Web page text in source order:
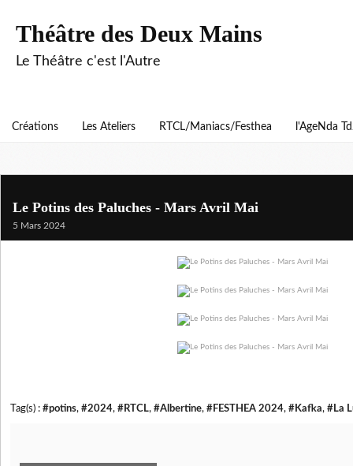
Théâtre des Deux Mains
Le Théâtre c'est l'Autre
Créations Les Ateliers RTCL/Maniacs/Festhea l'AgeNda
Le Potins des Paluches - Mars Avril Mai
5 Mars 2024
Tag(s) : #potins, #2024, #RTCL, #Albertine, #FESTHEA 2024, #Kafka, #La